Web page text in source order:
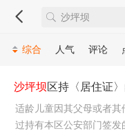
综合 人气 评论
沙坪坝区持〈居住证
适龄儿童因其父母或者
过持有本区公安部门签